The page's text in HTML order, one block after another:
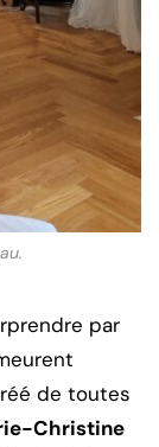
par
de toutes
Christine